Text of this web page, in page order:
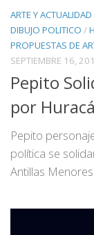
ARTE Y ACTUALIDAD
DIBUJO POLITICO /
PROPUESTAS DE
SEPTIEMBRE 16,
Pepito
por
Pepito
política se
Antillas